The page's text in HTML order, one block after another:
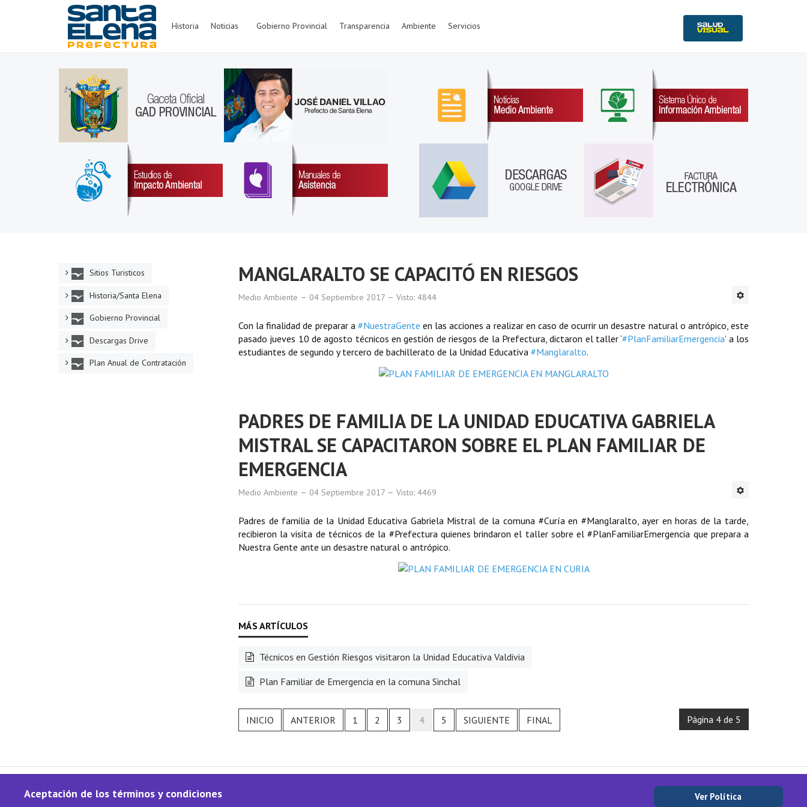
Historia Noticias Gobierno Provincial Transparencia Ambiente Servicios
MANGLARALTO SE CAPACITÓ EN RIESGOS
Medio Ambiente 04 Septiembre 2017 Visto: 4844
Con la finalidad de preparar a #NuestraGente en las acciones a realizar en caso de ocurrir un desastre natural o antrópico, este
pasado jueves 10 de agosto técnicos en gestión de riesgos de la Prefectura, dictaron el taller ‘#PlanFamiliarEmergencia’ a los
estudiantes de segundo y tercero de bachillerato de la Unidad Educativa #Manglaralto.
PADRES DE FAMILIA DE LA UNIDAD EDUCATIVA GABRIELA
MISTRAL SE CAPACITARON SOBRE EL PLAN FAMILIAR DE
EMERGENCIA
Medio Ambiente 04 Septiembre 2017 Visto: 4469
Padres de familia de la Unidad Educativa Gabriela Mistral de la comuna #Curíaen #Manglaralto, ayer en horas de la tarde,
recibieron la visita de técnicos de la #Prefecturaquienes brindaron el taller sobre el#PlanFamiliarEmergencia que prepara a
Nuestra Gente ante un desastre natural o antrópico.
Técnicos en Gestión Riesgos visitaron la Unidad Educativa Valdivia
Plan Familiar de Emergencia en la comuna Sinchal
Página 4 de 5
INICIO ANTERIOR 1 2 3 4 5 SIGUIENTE FINAL
Sitios Turisticos
Historia/Santa Elena
Gobierno Provincial
Descargas Drive
Plan Anual de Contratación
Aceptación de los términos y condiciones Ver Política